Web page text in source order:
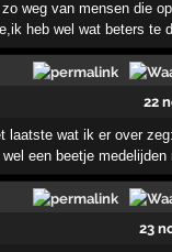
weg van mensen die
heb wel wat beters te
22
laatste wat ik er over
een beetje medelijden
23